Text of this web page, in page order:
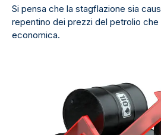
Si pensa che la stagflazione sia
repentino dei prezzi del petrolio
economica.